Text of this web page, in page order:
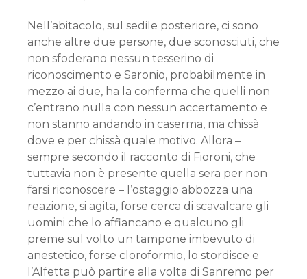
Nell’abitacolo, sul sedile posteriore, ci sono
anche altre due persone, due sconosciuti, che
non sfoderano nessun tesserino di
riconoscimento e Saronio, probabilmente in
mezzo ai due, ha la conferma che quelli non
c’entrano nulla con nessun accertamento e
non stanno andando in caserma, ma chissà
dove e per chissà quale motivo. Allora –
sempre secondo il racconto di Fioroni, che
tuttavia non è presente quella sera per non
farsi riconoscere – l’ostaggio abbozza una
reazione, si agita, forse cerca di scavalcare gli
uomini che lo affiancano e qualcuno gli
preme sul volto un tampone imbevuto di
anestetico, forse cloroformio, lo stordisce e
l’Alfetta può partire alla volta di Sanremo per